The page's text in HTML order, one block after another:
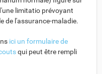
limitatio prévoyant
de l'assurance-maladie.
ici un formulaire de
qui peut être rempli